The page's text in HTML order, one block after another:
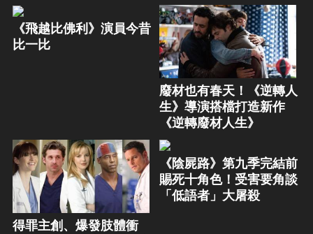
《飛越比佛利》演員今昔
比一比
廢材也有春天！《逆轉人
生》導演搭檔打造新作
《逆轉廢材人生》
得罪主創、爆發肢體衝
《陰屍路》第九季完結前
賜死十角色！受害要角談
「低語者」大屠殺